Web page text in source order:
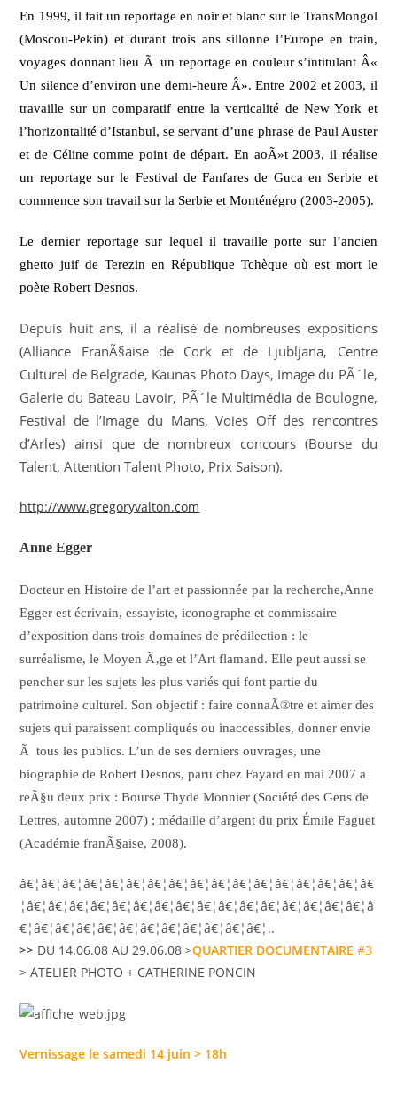
En 1999, il fait un reportage en noir et blanc sur le TransMongol
(Moscou-Pekin) et durant trois ans sillonne l’Europe en train,
voyages donnant lieu Ã un reportage en couleur s’intitulant Â«
Un silence d’environ une demi-heure Â». Entre 2002 et 2003, il
travaille sur un comparatif entre la verticalité de New York et
l’horizontalité d’Istanbul, se servant d’une phrase de Paul Auster
et de Céline comme point de départ. En aoÃ»t 2003, il réalise
un reportage sur le Festival de Fanfares de Guca en Serbie et
commence son travail sur la Serbie et Monténégro (2003-2005).
Le dernier reportage sur lequel il travaille porte sur l’ancien
ghetto juif de Terezin en République Tchèque où est mort le
poète Robert Desnos.
Depuis huit ans, il a réalisé de nombreuses expositions
(Alliance FranÃ§aise de Cork et de Ljubljana, Centre
Culturel de Belgrade, Kaunas Photo Days, Image du PÃ´le,
Galerie du Bateau Lavoir, PÃ´le Multimédia de Boulogne,
Festival de l’Image du Mans, Voies Off des rencontres
d’Arles) ainsi que de nombreux concours (Bourse du
Talent, Attention Talent Photo, Prix Saison).
http://www.gregoryvalton.com
Anne Egger
Docteur en Histoire de l’art et passionnée par la recherche,Anne
Egger est écrivain, essayiste, iconographe et commissaire
d’exposition dans trois domaines de prédilection : le
surréalisme, le Moyen Ã‚ge et l’Art flamand. Elle peut aussi se
pencher sur les sujets les plus variés qui font partie du
patrimoine culturel. Son objectif : faire connaÃ®tre et aimer des
sujets qui paraissent compliqués ou inaccessibles, donner envie
Ã tous les publics. L’un de ses derniers ouvrages, une
biographie de Robert Desnos, paru chez Fayard en mai 2007 a
reÃ§u deux prix : Bourse Thyde Monnier (Société des Gens de
Lettres, automne 2007) ; médaille d’argent du prix Émile Faguet
(Académie franÃ§aise, 2008).
â€¦â€¦â€¦â€¦â€¦â€¦â€¦â€¦â€¦â€¦â€¦â€¦â€¦â€¦â€¦â€¦â€
¦â€¦â€¦â€¦â€¦â€¦â€¦â€¦â€¦â€¦â€¦â€¦â€¦â€¦â€¦â€¦â€¦â
€¦â€¦â€¦â€¦â€¦â€¦â€¦â€¦â€¦â€¦â€¦â€¦..
>> DU 14.06.08 AU 29.06.08 >QUARTIER DOCUMENTAIRE #3
> ATELIER PHOTO + CATHERINE PONCIN
Vernissage le samedi 14 juin > 18h